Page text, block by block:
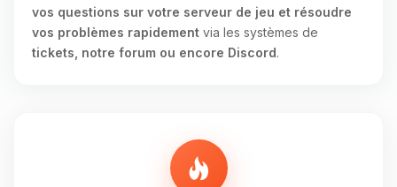
vos questions sur votre serveur de jeu et résoudre
vos problèmes rapidement via les systèmes de
tickets, notre forum ou encore Discord.